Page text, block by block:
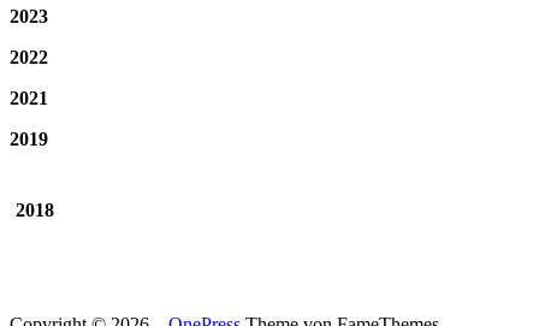
2023
2022
2021
2019
2018